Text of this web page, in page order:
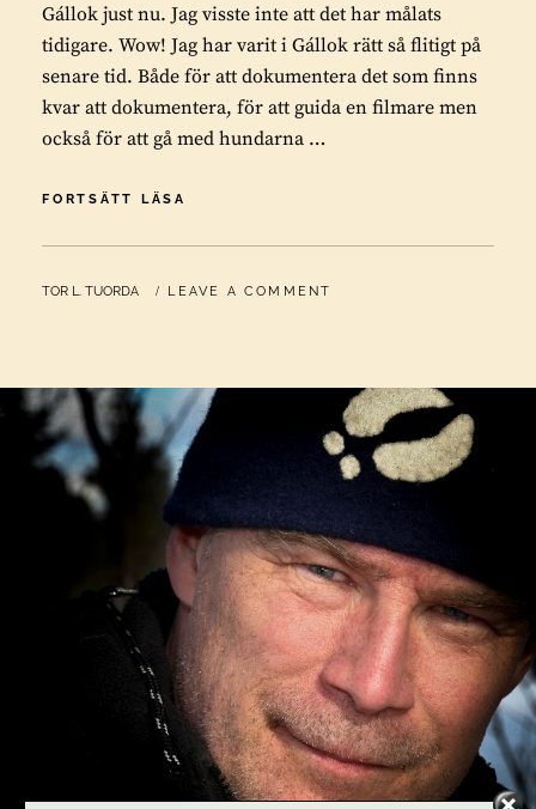
Gállok just nu. Jag visste inte att det har målats
tidigare. Wow! Jag har varit i Gállok rätt så flitigt på
senare tid. Både för att dokumentera det som finns
kvar att dokumentera, för att guida en filmare men
också för att gå med hundarna …
FORTSÄTT LÄSA
NU
BY
TOR L. TUORDA LEAVE A COMMENT